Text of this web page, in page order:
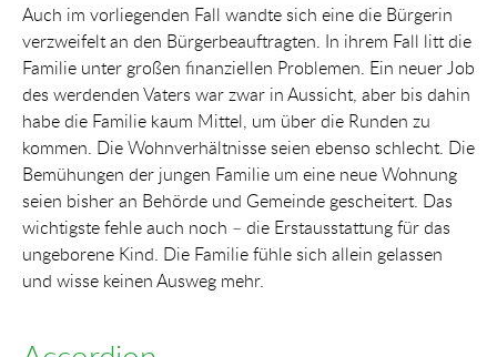
Auch im vorliegenden Fall wandte sich eine die Bürgerin
verzweifelt an den Bürgerbeauftragten. In ihrem Fall litt die
Familie unter großen finanziellen Problemen. Ein neuer Job
des werdenden Vaters war zwar in Aussicht, aber bis dahin
habe die Familie kaum Mittel, um über die Runden zu
kommen. Die Wohnverhältnisse seien ebenso schlecht. Die
Bemühungen der jungen Familie um eine neue Wohnung
seien bisher an Behörde und Gemeinde gescheitert. Das
wichtigste fehle auch noch – die Erstausstattung für das
ungeborene Kind. Die Familie fühle sich allein gelassen
und wisse keinen Ausweg mehr.